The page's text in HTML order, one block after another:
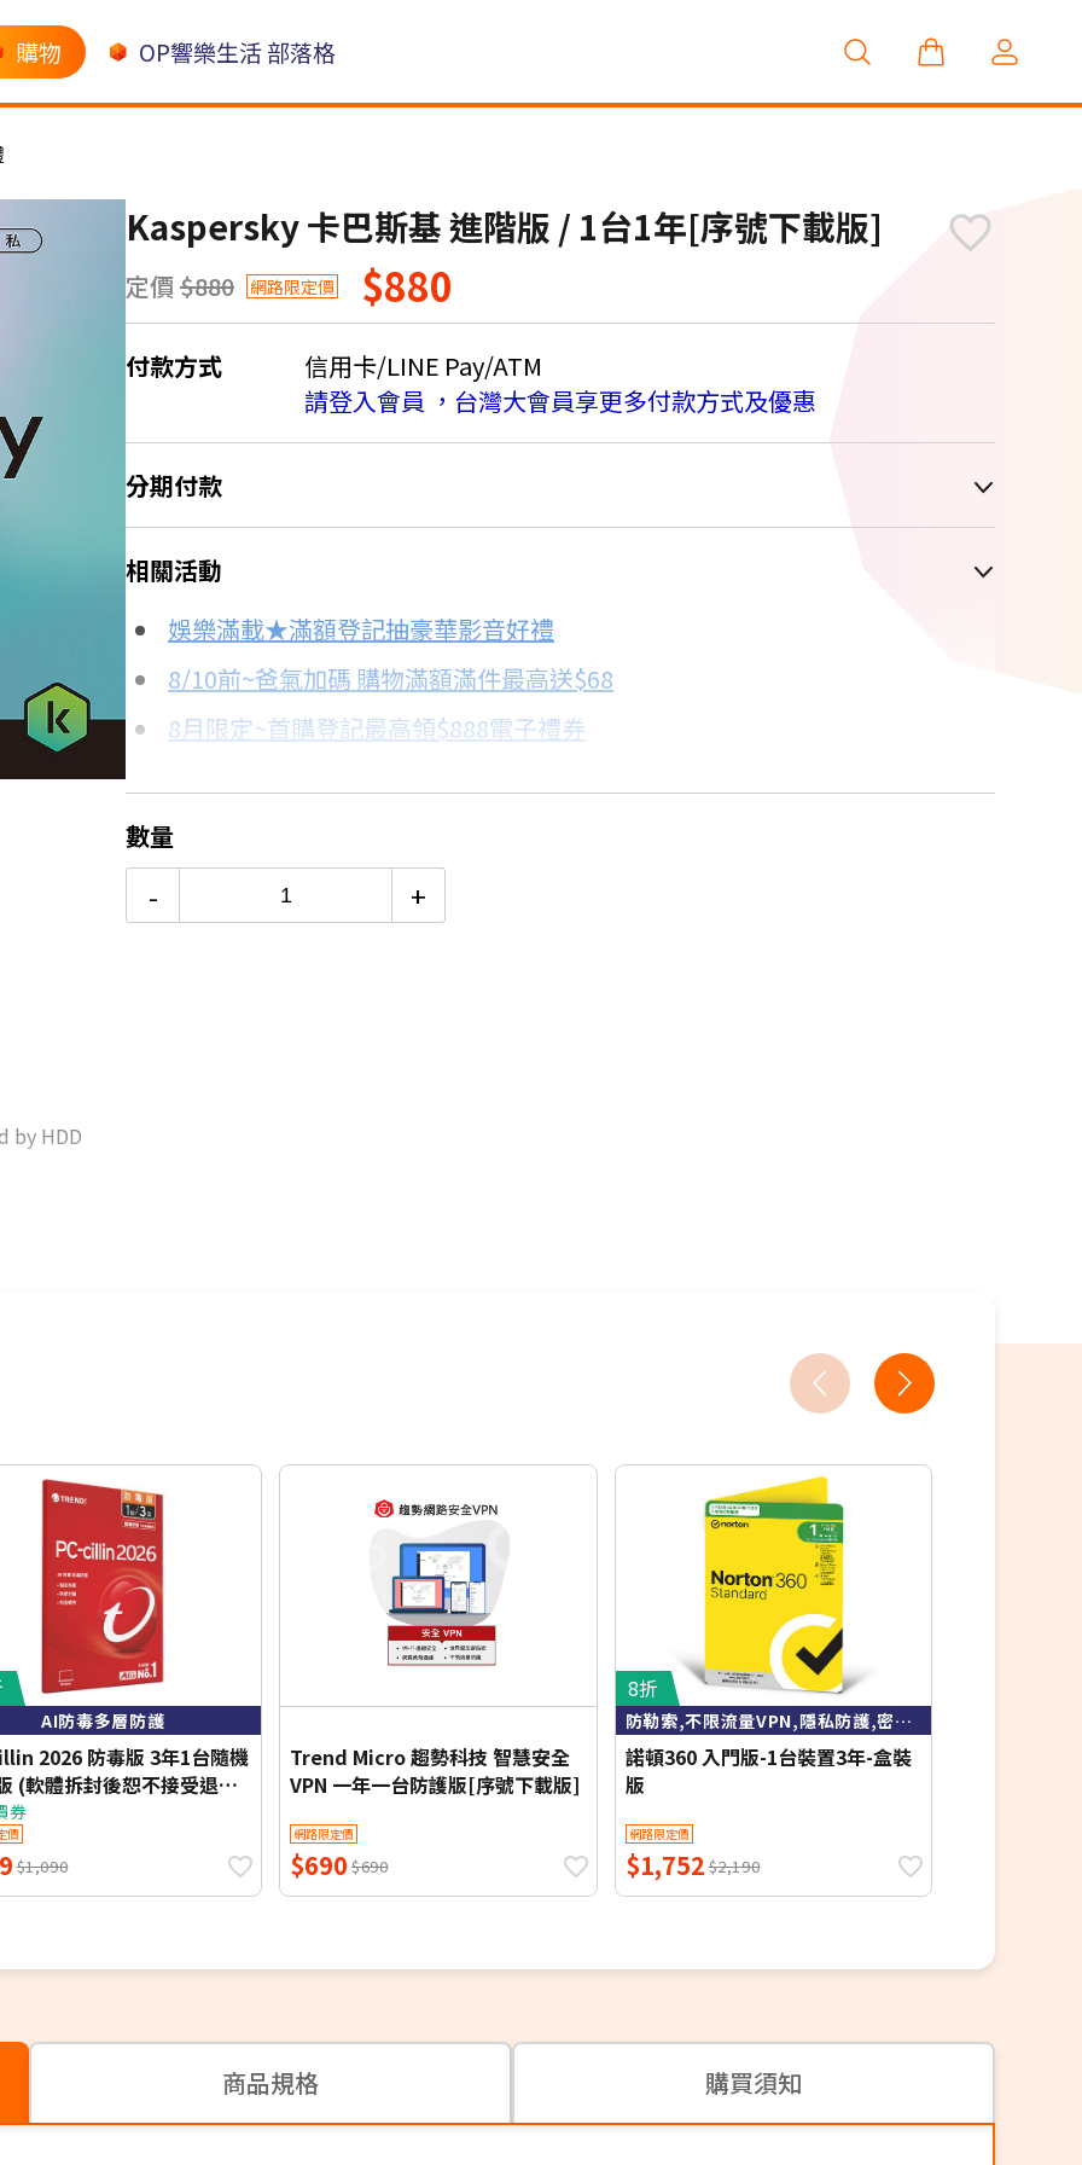
購物 OP響樂生活 部落格
by HDD
動碼。填寫
請在購物車結帳
Kaspersky 卡巴斯基 進階版 / 1台1年[序號下載版]
定價 $880 網路限定價 $880
付款方式
信用卡/LINE Pay/ATM
請登入會員 ，台灣大會員享更多付款方式及優惠
分期付款
＊實際可分期數、適用利率，請以購物車顯示為主
信用卡分期
分期數
3期
每期金額
$313
$78
配合銀行/業者
18家銀行/業者
相關活動
娛樂滿載★滿額登記抽豪華影音好禮
8/10前~爸氣加碼 購物滿額滿件最高送$68
8月限定~首購登記最高領$888電子禮券
8/15前~指定購物滿額最高回饋25%
更多信用卡分期0利率滿額享回饋
數量
- +
AI防毒多層防護
2026 防毒版 3年1台隨機
(軟體拆封後恕不接受退換
券
價
$1,090
Trend Micro 趨勢科技 智慧安全
VPN 一年一台防護版[序號下載版]
網路限定價
$690 $690
8折
防勒索,不限流量VPN,隱私防護,密碼管理,雲端空間
諾頓360 入門版-1台裝置3年-盒裝
版
網路限定價
$1,752$2,190
商品規格 購買須知